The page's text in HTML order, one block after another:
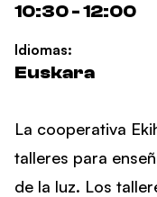
10:30 - 12:00
Idiomas:
Euskara
La cooperativa
talleres para
de la luz. Los